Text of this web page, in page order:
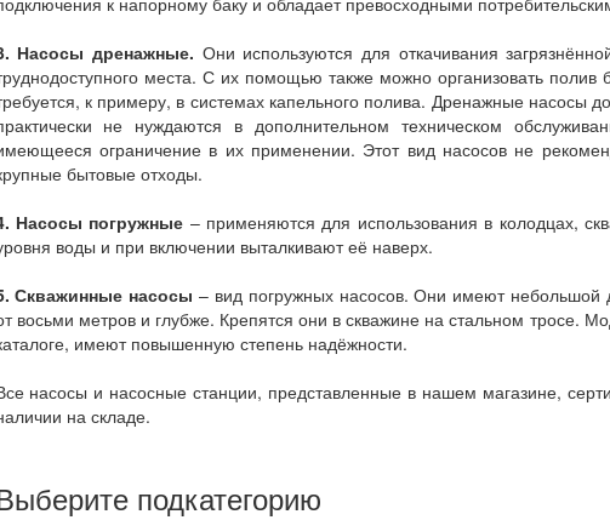
Насосы дренажные. Они используются для откачивания
места. С их помощью также можно организовать
к примеру, в системах капельного полива. Дренажные насосы
не нуждаются в дополнительном техническом
ограничение в их применении. Этот вид насосов не
бытовые отходы.
Насосы погружные – применяются для использования в колодцах,
воды и при включении выталкивают её наверх.
Скважинные насосы – вид погружных насосов. Они имеют небольшой
восьми метров и глубже. Крепятся они в скважине на стальном тросе.
имеют повышенную степень надёжности.
насосы и насосные станции, представленные в нашем магазине,
на складе.
подкатегорию